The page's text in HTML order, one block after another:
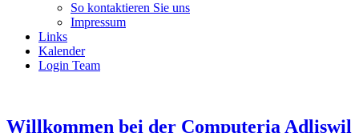
So kontaktieren Sie uns
Impressum
Links
Kalender
Login Team
Willkommen bei der Computeria Adliswil